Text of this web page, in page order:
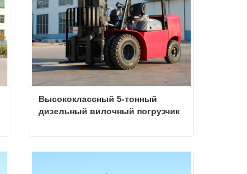
Высококлассный 5-тонный
дизельный вилочный погрузчик
Высококлассный 5-тонный дизельный вилочный погрузчик